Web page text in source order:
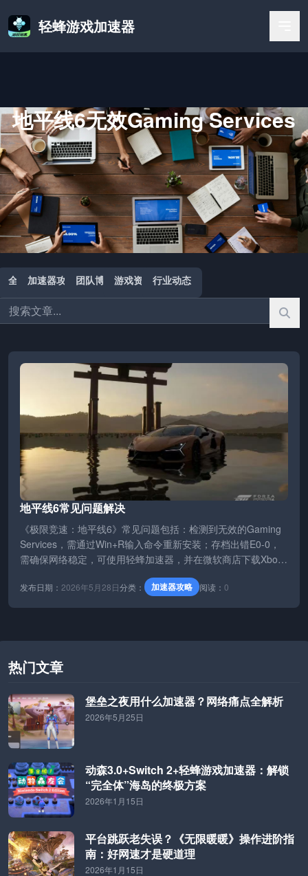
轻蜂游戏加速器
地平线6无效Gaming Services
首页
地平线6无效Gaming Services
全部 加速器攻略 团队博客 游戏资讯 行业动态
地平线6常见问题解决
《极限竞速：地平线6》常见问题包括：检测到无效的Gaming
Services，需通过Win+R输入命令重新安装；存档出错E0-0，
需确保网络稳定，可使用轻蜂加速器，并在微软商店下载Xbox
并登录账号，或退出重登、在Xbox上下载游戏游玩；黑屏闪退
问题可通过切屏跳过动画解决。
发布日期： 2026年5月28日分类： 加速器攻略 阅读： 0
热门文章
堡垒之夜用什么加速器？网络痛点全解析
2026年5月25日
动森3.0+Switch 2+轻蜂游戏加速器：解锁
“完全体”海岛的终极方案
2026年1月15日
平台跳跃老失误？《无限暖暖》操作进阶指
南：好网速才是硬道理
2026年1月15日